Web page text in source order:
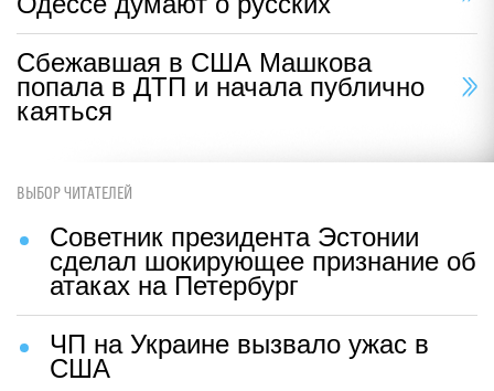
Сбежавшая в США Машкова
попала в ДТП и начала публично
каяться
ВЫБОР ЧИТАТЕЛЕЙ
Советник президента Эстонии
сделал шокирующее признание об
атаках на Петербург
ЧП на Украине вызвало ужас в
США